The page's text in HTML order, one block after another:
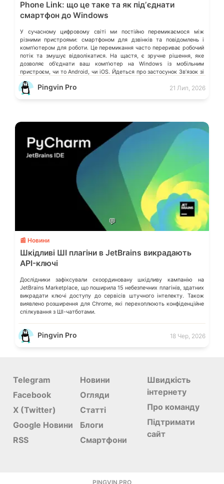
Phone Link: що це таке та як підʼєднати
смартфон до Windows
У сучасному цифровому світі ми постійно перемикаємося між
різними пристроями: смартфоном для дзвінків та повідомлень і
компʼютером для роботи. Це перемикання часто перериває робочий
потік та змушує відволікатися. На щастя, є зручне рішення, яке
дозволяє обʼєднати ваш компʼютер на Windows із мобільним
пристроєм, чи то Android, чи iOS. Йдеться про застосунок Звʼязок зі
смартфоном (Phone Link) від Microsoft, що перетворює ваш ПК на
своєрідний «міст» до функцій смартфона.
Pingvin Pro 21 Лип, 2026
💬
📰 Новини
Шкідливі ШІ плагіни в JetBrains викрадають
API-ключі
Дослідники зафіксували скоординовану шкідливу кампанію на
JetBrains Marketplace, що поширила 15 небезпечних плагінів, здатних
викрадати ключі доступу до сервісів штучного інтелекту. Також
виявлено розширення для Chrome, які перехоплюють конфіденційне
спілкування з ШІ-чатботами.
Pingvin Pro 18 Чер, 2026
Telegram
Facebook
X (Twitter)
Google Новини
RSS
Новини
Огляди
Статті
Блоги
Смартфони
Швидкість
інтернету
Про команду
Підтримати
сайт
PINGVIN.PRO